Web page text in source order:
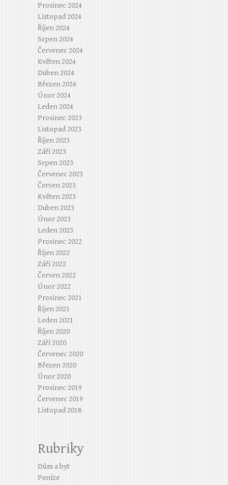
Prosinec 2024
Listopad 2024
Říjen 2024
Srpen 2024
Červenec 2024
Květen 2024
Duben 2024
Březen 2024
Únor 2024
Leden 2024
Prosinec 2023
Listopad 2023
Říjen 2023
Září 2023
Srpen 2023
Červenec 2023
Červen 2023
Květen 2023
Duben 2023
Únor 2023
Leden 2023
Prosinec 2022
Říjen 2022
Září 2022
Červen 2022
Únor 2022
Prosinec 2021
Říjen 2021
Leden 2021
Říjen 2020
Září 2020
Červenec 2020
Březen 2020
Únor 2020
Prosinec 2019
Červenec 2019
Listopad 2018
Rubriky
Dům a byt
Peníze